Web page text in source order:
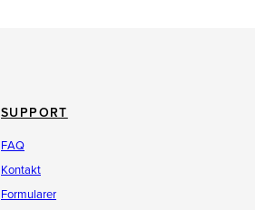
SUPPORT
FAQ
Kontakt
Formularer